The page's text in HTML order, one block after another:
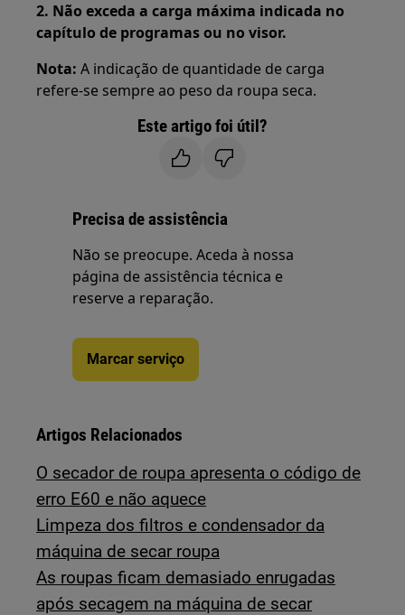
2. Não exceda a carga máxima indicada no
capítulo de programas ou no visor.
Nota: A indicação de quantidade de carga
refere-se sempre ao peso da roupa seca.
Este artigo foi útil?
Precisa de assistência
Não se preocupe. Aceda à nossa
página de assistência técnica e
reserve a reparação.
Marcar serviço
Artigos Relacionados
O secador de roupa apresenta o código de
erro E60 e não aquece
Limpeza dos filtros e condensador da
máquina de secar roupa
As roupas ficam demasiado enrugadas
após secagem na máquina de secar